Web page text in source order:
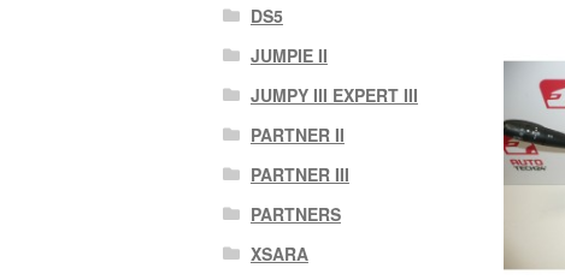
DS5
JUMPIE II
JUMPY III EXPERT III
PARTNER II
PARTNER III
PARTNERS
XSARA